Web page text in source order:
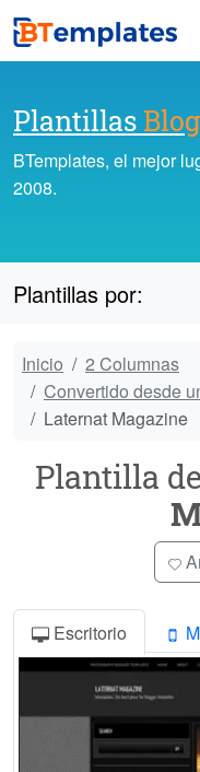
Plantillas
BTemplates, el mejor
2008.
Plantillas por:
Inicio
2 Columnas
Convertido desde
Laternat Magazine
Plantilla de
Escritorio